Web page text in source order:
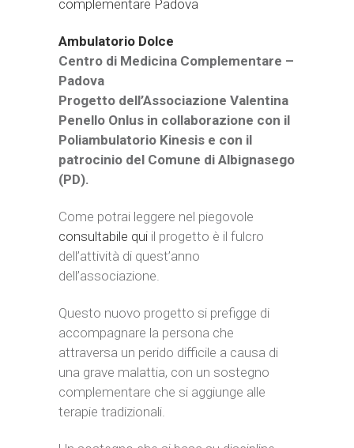
Ambulatorio Dolce
Centro di Medicina Complementare –
Padova
Progetto dell’Associazione Valentina
Penello Onlus in collaborazione con il
Poliambulatorio Kinesis e con il
patrocinio del Comune di Albignasego
(PD).
Come potrai leggere nel piegovole
consultabile qui il progetto è il fulcro
dell’attività di quest’anno
dell’associazione.
Questo nuovo progetto si prefigge di
accompagnare la persona che
attraversa un perido difficile a causa di
una grave malattia, con un sostegno
complementare che si aggiunge alle
terapie tradizionali.